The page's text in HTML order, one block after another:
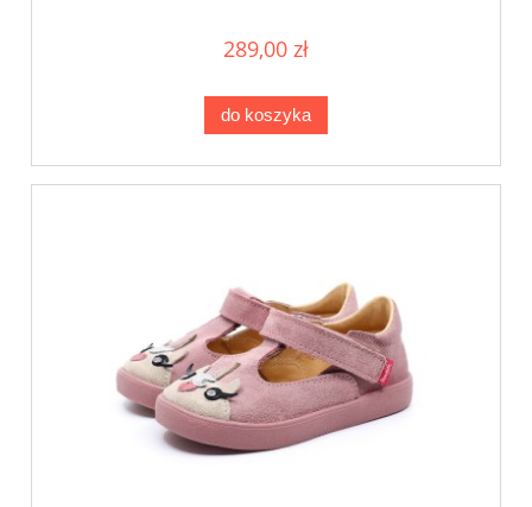
289,00 zł
do koszyka